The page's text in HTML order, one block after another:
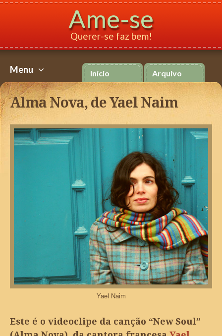
Ame-se
Querer-se faz bem!
Menu
Ir
para
o
conteúdo
Início Arquivo
Alma Nova, de Yael Naim
Yael Naim
Este é o videoclipe da canção “New Soul”